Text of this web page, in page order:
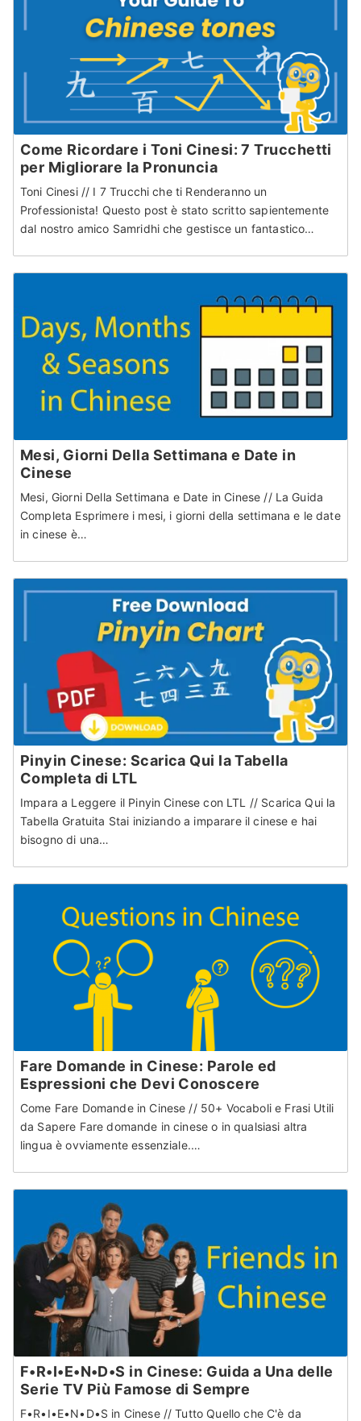
Come Ricordare i Toni Cinesi: 7 Trucchetti
per Migliorare la Pronuncia
Toni Cinesi // I 7 Trucchi che ti Renderanno un
Professionista! Questo post è stato scritto sapientemente
dal nostro amico Samridhi che gestisce un fantastico…
Mesi, Giorni Della Settimana e Date in
Cinese
Mesi, Giorni Della Settimana e Date in Cinese // La Guida
Completa Esprimere i mesi, i giorni della settimana e le date
in cinese è…
Pinyin Cinese: Scarica Qui la Tabella
Completa di LTL
Impara a Leggere il Pinyin Cinese con LTL // Scarica Qui la
Tabella Gratuita Stai iniziando a imparare il cinese e hai
bisogno di una…
Fare Domande in Cinese: Parole ed
Espressioni che Devi Conoscere
Come Fare Domande in Cinese // 50+ Vocaboli e Frasi Utili
da Sapere Fare domande in cinese o in qualsiasi altra
lingua è ovviamente essenziale.…
F•R•I•E•N•D•S in Cinese: Guida a Una delle
Serie TV Più Famose di Sempre
F•R•I•E•N•D•S in Cinese // Tutto Quello che C'è da